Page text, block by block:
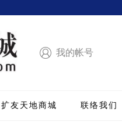
我的帐号
扩友天地商城 联络我们